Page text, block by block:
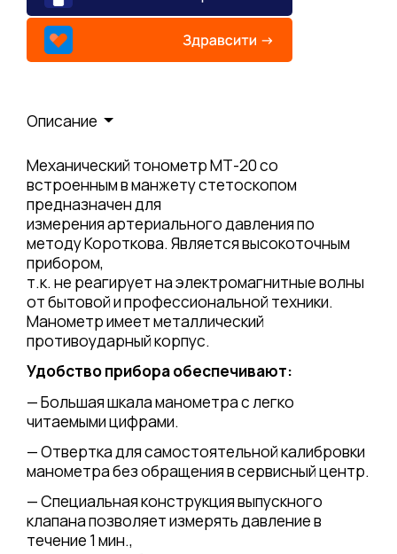
Описание
Механический тонометр МТ-20 со
встроенным в манжету стетоскопом
предназначен для
измерения артериального давления по
методу Короткова. Является высокоточным
прибором,
т.к. не реагирует на электромагнитные волны
от бытовой и профессиональной техники.
Манометр имеет металлический
противоударный корпус.
Удобство прибора обеспечивают:
— Большая шкала манометра с легко
читаемыми цифрами.
— Отвертка для самостоятельной калибровки
манометра без обращения в сервисный центр.
— Специальная конструкция выпускного
клапана позволяет измерять давление в
течение 1 мин.,